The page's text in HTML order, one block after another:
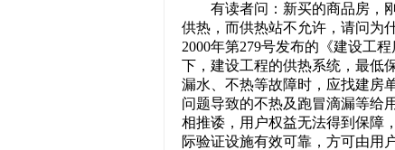
有读者问：新买的商品房，刚
供热，而供热站不允许，请问为
2000年第279号发布的《建设工
下，建设工程的供热系统，最低
漏水、不热等故障时，应找建房
问题导致的不热及跑冒滴漏等给
相推诿，用户权益无法得到保障
际验证设施有效可靠，方可由用